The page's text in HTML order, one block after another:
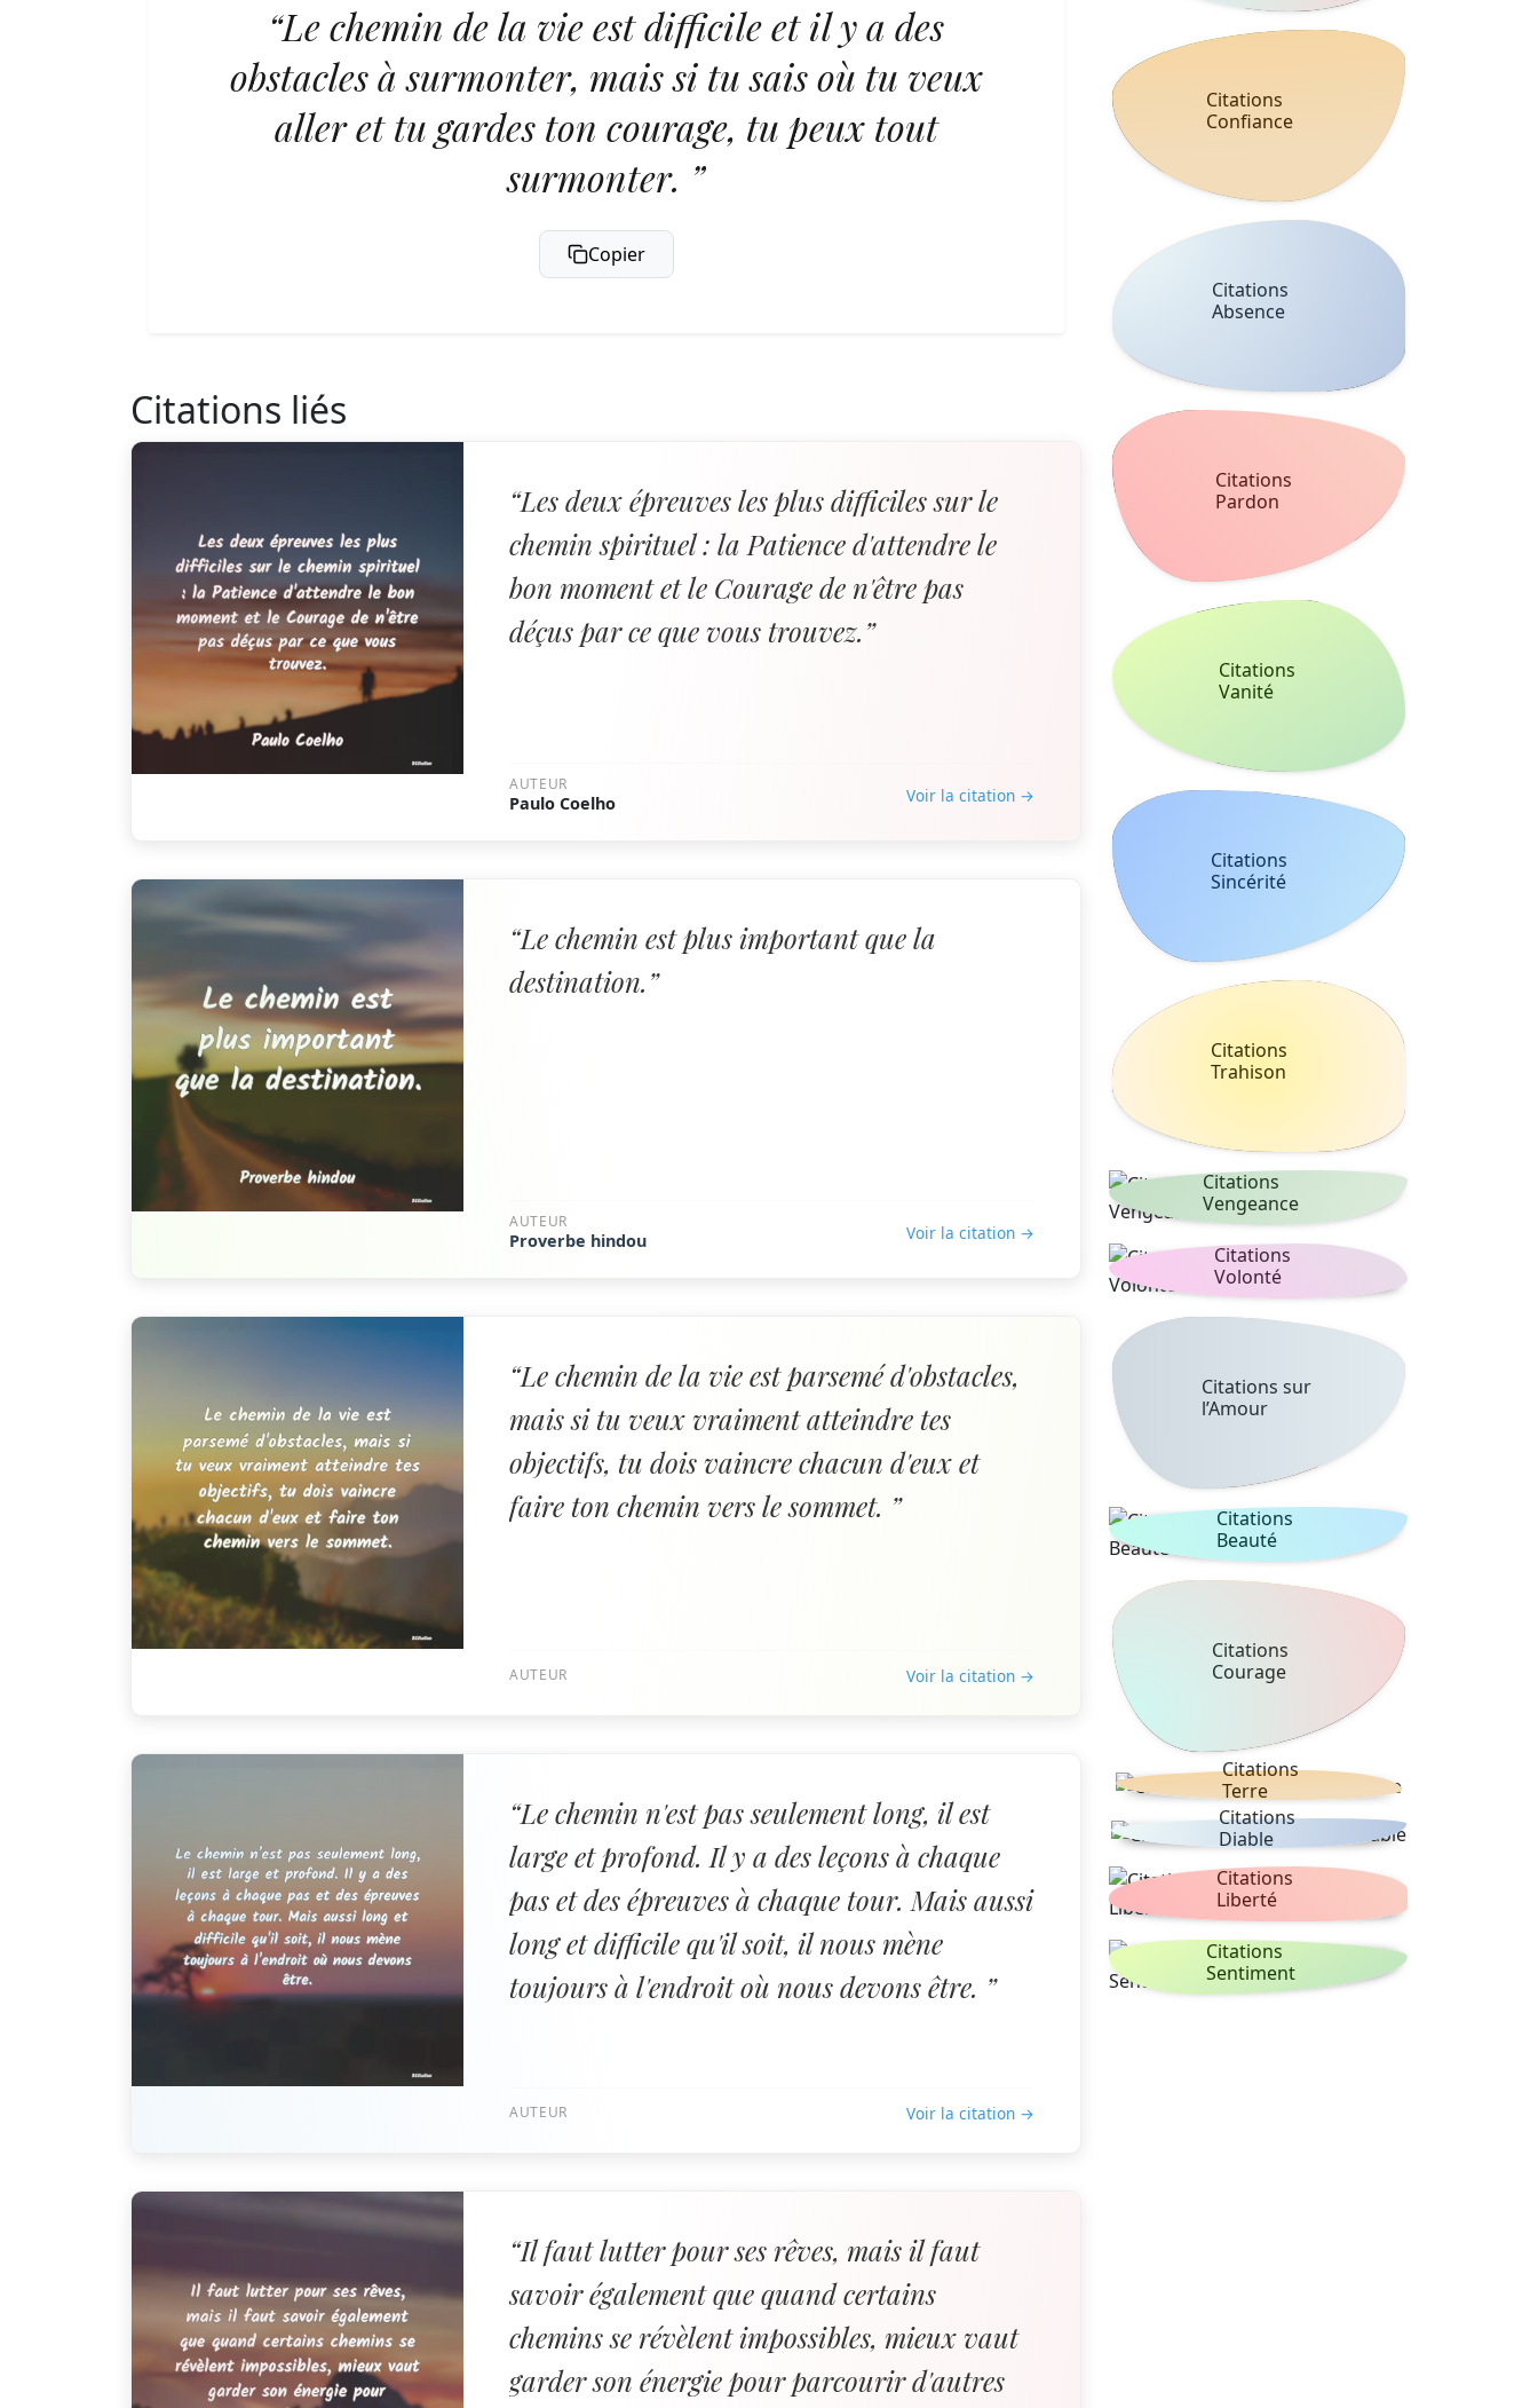
“Le chemin de la vie est difficile et il y a des
obstacles à surmonter, mais si tu sais où tu veux
aller et tu gardes ton courage, tu peux tout
surmonter. ”
Copier
Citations liés
“Les deux épreuves les plus difficiles sur le
chemin spirituel : la Patience d'attendre le
bon moment et le Courage de n'être pas
déçus par ce que vous trouvez.”
AUTEUR
Paulo Coelho Voir la citation →
“Le chemin est plus important que la
destination.”
AUTEUR
Proverbe hindou Voir la citation →
“Le chemin de la vie est parsemé d'obstacles,
mais si tu veux vraiment atteindre tes
objectifs, tu dois vaincre chacun d'eux et
faire ton chemin vers le sommet. ”
AUTEUR Voir la citation →
“Le chemin n'est pas seulement long, il est
large et profond. Il y a des leçons à chaque
pas et des épreuves à chaque tour. Mais aussi
long et difficile qu'il soit, il nous mène
toujours à l'endroit où nous devons être. ”
AUTEUR Voir la citation →
“Il faut lutter pour ses rêves, mais il faut
savoir également que quand certains
chemins se révèlent impossibles, mieux vaut
garder son énergie pour parcourir d'autres
Citations
Confiance
Citations
Absence
Citations
Pardon
Citations
Vanité
Citations
Sincérité
Citations
Trahison
Citations
Vengeance
Citations
Volonté
Citations sur
l’Amour
Citations
Beauté
Citations
Courage
Citations
Terre
Citations
Diable
Citations
Liberté
Citations
Sentiment